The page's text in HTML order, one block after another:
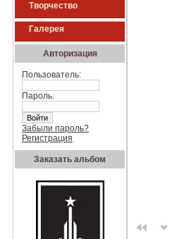
Творчество
Галерея
Авторизация
Пользователь:
Пароль:
Забыли пароль?
Регистрация
Заказать альбом